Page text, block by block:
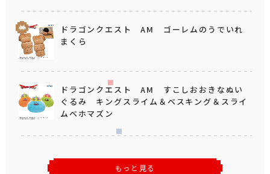
ドラゴンクエスト AM ゴーレムのうでいれ
まくら
ドラゴンクエスト AM すこしおおきなぬい
ぐるみ キングスライム＆ベスキング＆スライ
ムベホマズン
もっと見る